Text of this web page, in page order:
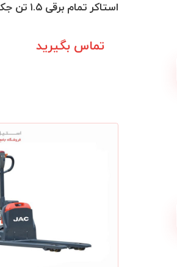
استاکر تمام برقی ۱.۵ تن جک JAC
تماس بگیرید